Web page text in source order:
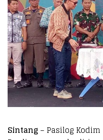
Sintang– Pasilog